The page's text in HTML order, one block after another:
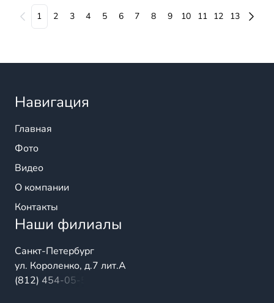
1 2 3 4 5 6 7 8 9 10 11 12 13
Навигация
Главная
Фото
Видео
О компании
Контакты
Наши филиалы
Санкт-Петербург
ул. Короленко, д.7 лит.А
(812) 454-05-54